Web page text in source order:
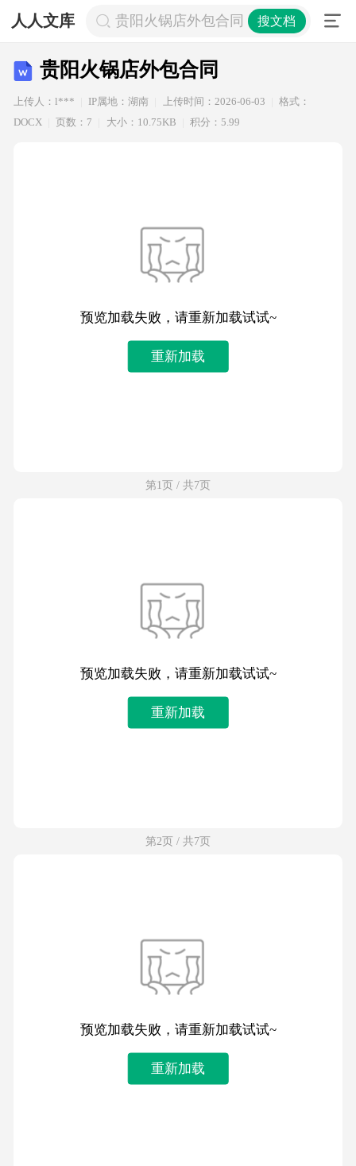
人人文库 贵阳火锅店外包合同 搜文档
贵阳火锅店外包合同
上传人：l*** IP属地：湖南 上传时间：2026-06-03
格式：
DOCX
页数：7 大小：10.75KB 积分：5.99
预览加载失败，请重新加载试试~
重新加载
第1页 / 共7页
预览加载失败，请重新加载试试~
重新加载
第2页 / 共7页
预览加载失败，请重新加载试试~
重新加载